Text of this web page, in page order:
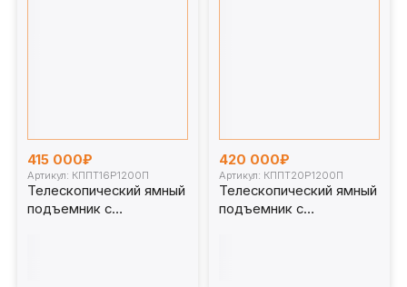
415 000₽
Артикул: КППТ16Р1200П
Телескопический ямный
подъемник с
420 000₽
Артикул: КППТ20Р1200П
Телескопический ямный
подъемник с